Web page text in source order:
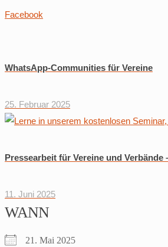
Facebook
WhatsApp-Communities für Vereine
25. Februar 2025
Pressearbeit für Vereine und Verbände
11. Juni 2025
WANN
21. Mai 2025